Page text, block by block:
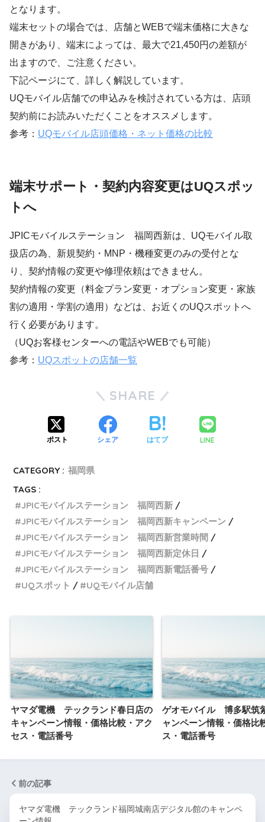
となります。
端末セットの場合では、店舗とWEBで端末価格に大きな
開きがあり、端末によっては、最大で21,450円の差額が
出ますので、ご注意ください。
下記ページにて、詳しく解説しています。
UQモバイル店舗での申込みを検討されている方は、店頭
契約前にお読みいただくことをオススメします。
参考： UQモバイル店頭価格・ネット価格の比較
端末サポート・契約内容変更はUQスポッ
トへ
JPICモバイルステーション 福岡西新は、UQモバイル取
扱店の為、新規契約・MNP・機種変更のみの受付とな
り、契約情報の変更や修理依頼はできません。
契約情報の変更（料金プラン変更・オプション変更・家族
割の適用・学割の適用）などは、お近くのUQスポットへ
行く必要があります。
（UQお客様センターへの電話やWEBでも可能）
参考： UQスポットの店舗一覧
SHARE
ポスト シェア はてブ LINE
CATEGORY : 福岡県
TAGS :
JPICモバイルステーション 福岡西新
JPICモバイルステーション 福岡西新キャンペーン
JPICモバイルステーション 福岡西新営業時間
JPICモバイルステーション 福岡西新定休日
JPICモバイルステーション 福岡西新電話番号
UQスポット
UQモバイル店舗
ヤマダ電機 テックランド春日店の
キャンペーン情報・価格比較・アク
セス・電話番号
ゲオモバイル 博多駅筑
ャンペーン情報・価格比
ス・電話番号
前の記事
ヤマダ電機 テックランド福岡城南店デジタル館のキャンペ